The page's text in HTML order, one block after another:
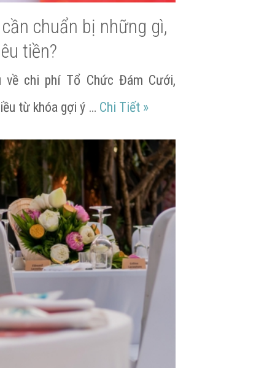
chuẩn bị những gì,
tiền?
về chi phí Tổ Chức Đám Cưới,
từ khóa gợi ý … Chi Tiết Tổ chức đám cưới cần
»